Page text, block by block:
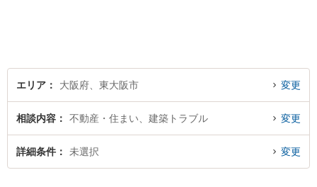
エリア 大阪府、東大阪市 変更
相談内容 不動産・住まい、建築トラブル 変更
詳細条件 未選択 変更